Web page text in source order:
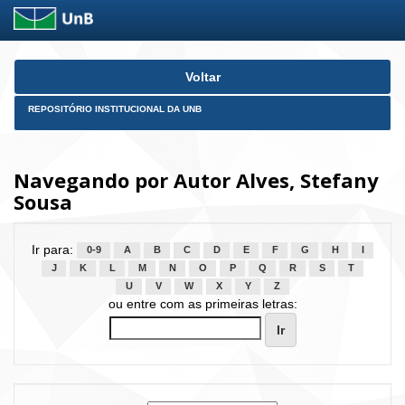
Skip
Voltar
REPOSITÓRIO INSTITUCIONAL DA UNB
Navegando por Autor Alves, Stefany
Sousa
Ir para: 0-9 A B C D E F G H
J
K L M N O P Q R S
T
U
V W X Y Z
ou entre com as primeiras letras: